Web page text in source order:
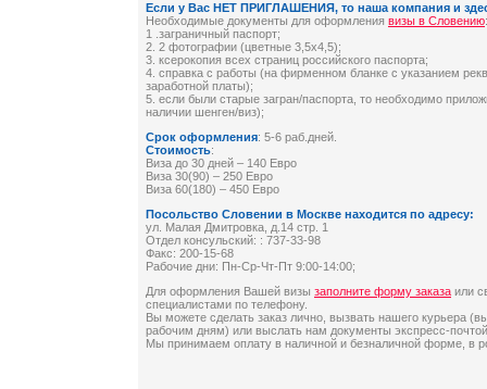
Если у Вас НЕТ ПРИГЛАШЕНИЯ, то наша компания и
Необходимые документы для оформления визы в Словению:
1 .заграничный паспорт;
2. 2 фотографии (цветные 3,5х4,5);
3. ксерокопия всех страниц российского паспорта;
4. справка с работы (на фирменном бланке с указанием
заработной платы);
5. если были старые загран/паспорта, то необходимо
наличии шенген/виз);
Срок оформления: 5-6 раб.дней.
Стоимость:
Виза до 30 дней – 140 Евро
Виза 30(90) – 250 Евро
Виза 60(180) – 450 Евро
Посольство Словении в Москве находится по адресу:
ул. Малая Дмитровка, д.14 стр. 1
Отдел консульский: : 737-33-98
Факс: 200-15-68
Рабочие дни: Пн-Ср-Чт-Пт 9:00-14:00;
Для оформления Вашей визы заполните форму заказа или
специалистами по телефону.
Вы можете сделать заказ лично, вызвать нашего курьера
рабочим дням) или выслать нам документы экспресс-
Мы принимаем оплату в наличной и безналичной форме, в